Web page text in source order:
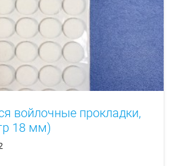
войлочные прокладки,
18 мм)